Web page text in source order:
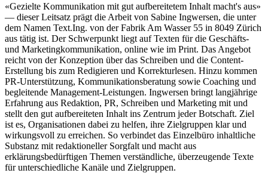
«Gezielte Kommunikation mit gut aufbereitetem Inhalt macht's aus»
— dieser Leitsatz prägt die Arbeit von Sabine Ingwersen, die unter
dem Namen Text.Ing. von der Fabrik Am Wasser 55 in 8049 Zürich
aus tätig ist. Der Schwerpunkt liegt auf Texten für die Geschäfts-
und Marketingkommunikation, online wie im Print. Das Angebot
reicht von der Konzeption über das Schreiben und die Content-
Erstellung bis zum Redigieren und Korrekturlesen. Hinzu kommen
PR-Unterstützung, Kommunikationsberatung sowie Coaching und
begleitende Management-Leistungen. Ingwersen bringt langjährige
Erfahrung aus Redaktion, PR, Schreiben und Marketing mit und
stellt den gut aufbereiteten Inhalt ins Zentrum jeder Botschaft. Ziel
ist es, Organisationen dabei zu helfen, ihre Zielgruppen klar und
wirkungsvoll zu erreichen. So verbindet das Einzelbüro inhaltliche
Substanz mit redaktioneller Sorgfalt und macht aus
erklärungsbedürftigen Themen verständliche, überzeugende Texte
für unterschiedliche Kanäle und Zielgruppen.